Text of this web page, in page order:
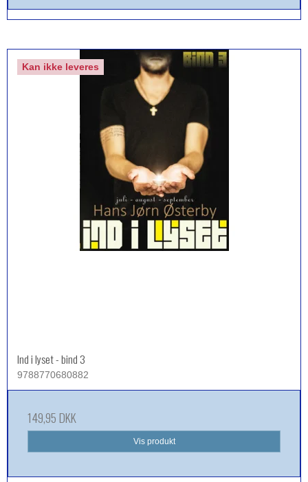
Kan ikke leveres
Ind i lyset - bind 3
9788770680882
149,95 DKK
Vis produkt